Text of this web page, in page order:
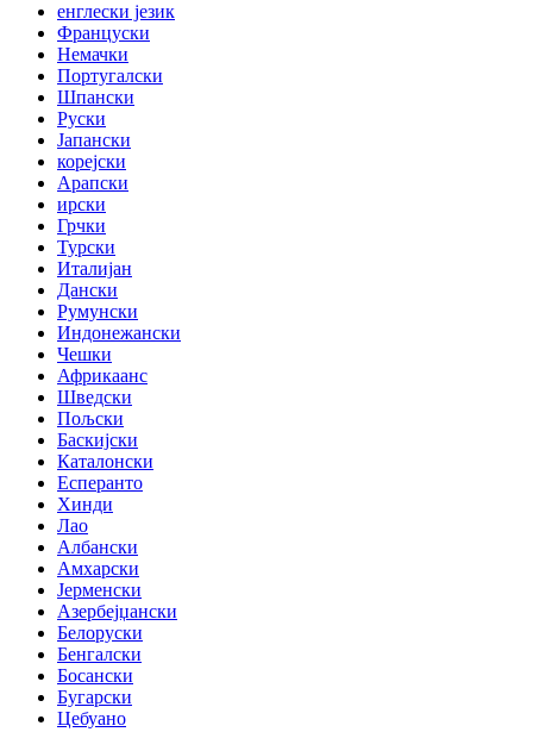
енглески језик
Француски
Немачки
Португалски
Шпански
Руски
Јапански
корејски
Арапски
ирски
Грчки
Турски
Италијан
Дански
Румунски
Индонежански
Чешки
Африкаанс
Шведски
Пољски
Баскијски
Каталонски
Есперанто
Хинди
Лао
Албански
Амхарски
Јерменски
Азербејџански
Белоруски
Бенгалски
Босански
Бугарски
Цебуано